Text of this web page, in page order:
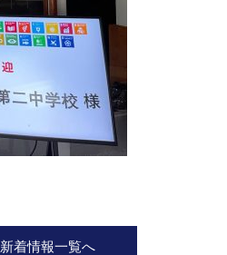
新着情報一覧へ